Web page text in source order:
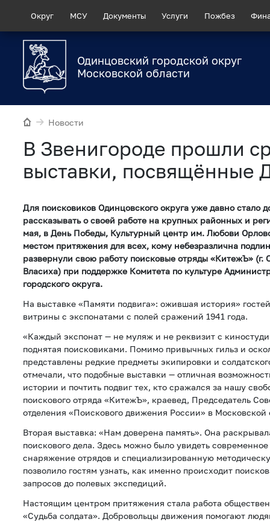
Округ МСУ Документы Услуги Пожбез
Одинцовский городской округ
Московской области
Новости
В Звенигороде прошли
выставки, посвящённые
Для поисковиков Одинцовского округа уже давно стало
рассказывать о своей работе на крупных районных и
мая, в День Победы, Культурный центр им. Любови
местом притяжения для всех, кому небезразлична
развернули свою работу поисковые отряды «КитежЪ» (г.
Власиха) при поддержке Комитета по культуре
городского округа.
На выставке «Памяти подвига»: ожившая история»
витрины с экспонатами с полей сражений 1941 года.
«Каждый экспонат — не муляж и не реквизит с
поднятая поисковиками. Помимо привычных гильз и
представлены редкие предметы экипировки и
отмечали, что подобные выставки — отличная
истории и почтить подвиг тех, кто сражался за нашу
поискового отряда «КитежЪ», краевед, Председатель
отделения «Поискового движения России» в Московской
Вторая выставка: «Нам доверена память». Она
поискового дела. Здесь можно было увидеть
снаряжение отрядов и специализированную
позволило гостям узнать, как именно происходит
запросов до полевых экспедиций.
Настоящим центром притяжения стала работа
«Судьба солдата». Добровольцы движения помогают